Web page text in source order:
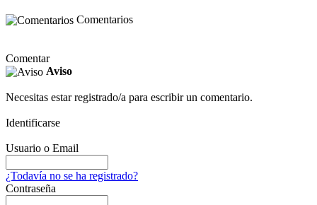
Comentarios
Comentar
Aviso
Necesitas estar registrado/a para escribir un comentario.
Identificarse
Usuario o Email
¿Todavía no se ha registrado?
Contraseña